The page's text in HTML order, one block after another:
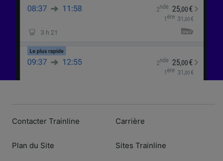
Contacter Trainline
Plan du Site
Carrière
Sites Trainline